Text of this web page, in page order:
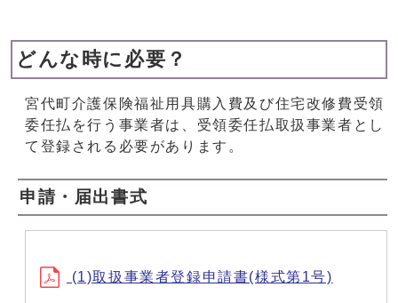
どんな時に必要？
宮代町介護保険福祉用具購入費及び住宅改修費受領
委任払を行う事業者は、受領委任払取扱事業者とし
て登録される必要があります。
申請・届出書式
(1)取扱事業者登録申請書(様式第1号)